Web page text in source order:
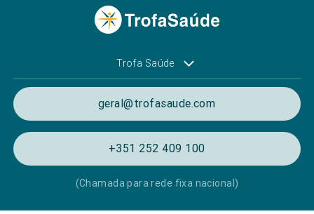
Trofa Saúde
geral@trofasaude.com
+351 252 409 100
(Chamada para rede fixa nacional)